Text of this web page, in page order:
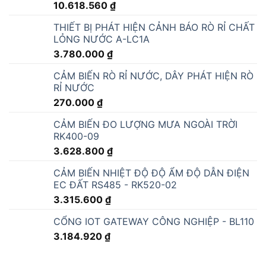
10.618.560 ₫
THIẾT BỊ PHÁT HIỆN CẢNH BÁO RÒ RỈ CHẤT
LỎNG NƯỚC A-LC1A
3.780.000 ₫
CẢM BIẾN RÒ RỈ NƯỚC, DÂY PHÁT HIỆN RÒ
RỈ NƯỚC
270.000 ₫
CẢM BIẾN ĐO LƯỢNG MƯA NGOÀI TRỜI
RK400-09
3.628.800 ₫
CẢM BIẾN NHIỆT ĐỘ ĐỘ ẨM ĐỘ DẪN ĐIỆN
EC ĐẤT RS485 - RK520-02
3.315.600 ₫
CỔNG IOT GATEWAY CÔNG NGHIỆP - BL110
3.184.920 ₫